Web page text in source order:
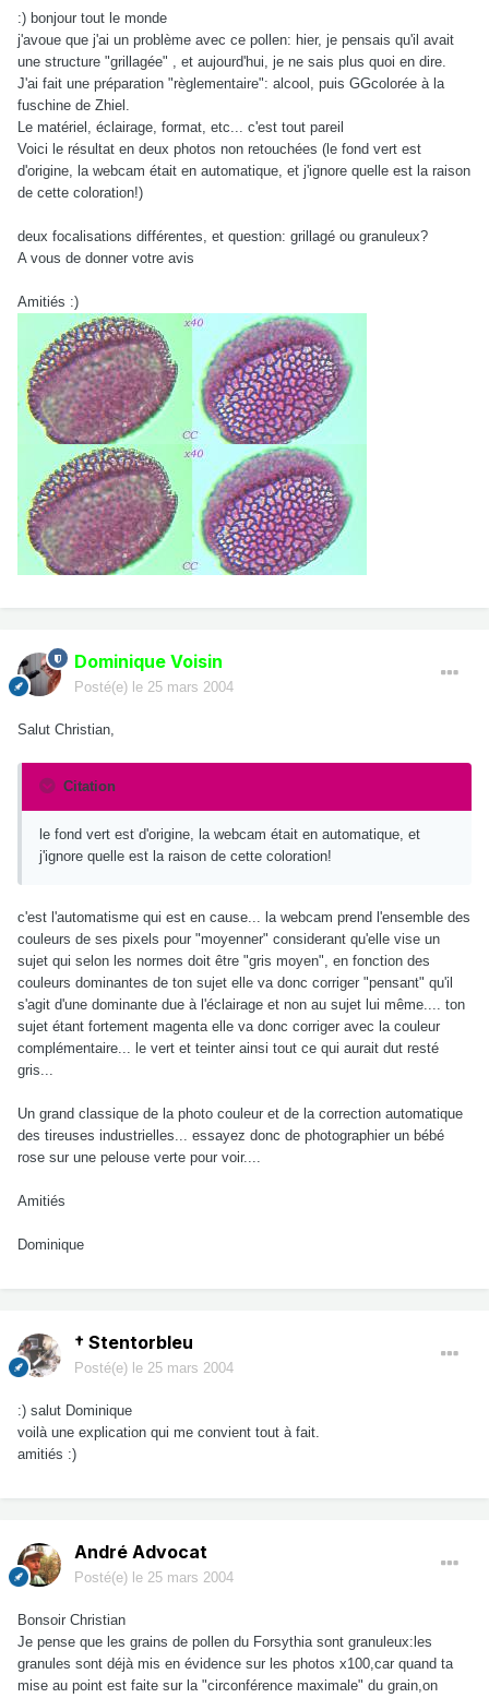
:) bonjour tout le monde
j'avoue que j'ai un problème avec ce pollen: hier, je pensais qu'il avait
une structure "grillagée" , et aujourd'hui, je ne sais plus quoi en dire.
J'ai fait une préparation "règlementaire": alcool, puis GGcolorée à la
fuschine de Zhiel.
Le matériel, éclairage, format, etc... c'est tout pareil
Voici le résultat en deux photos non retouchées (le fond vert est
d'origine, la webcam était en automatique, et j'ignore quelle est la raison
de cette coloration!)
deux focalisations différentes, et question: grillagé ou granuleux?
A vous de donner votre avis
Amitiés :)
Dominique Voisin
Posté(e) le 25 mars 2004
Salut Christian,
Citation
le fond vert est d'origine, la webcam était en automatique, et
j'ignore quelle est la raison de cette coloration!
c'est l'automatisme qui est en cause... la webcam prend l'ensemble des
couleurs de ses pixels pour "moyenner" considerant qu'elle vise un
sujet qui selon les normes doit être "gris moyen", en fonction des
couleurs dominantes de ton sujet elle va donc corriger "pensant" qu'il
s'agit d'une dominante due à l'éclairage et non au sujet lui même.... ton
sujet étant fortement magenta elle va donc corriger avec la couleur
complémentaire... le vert et teinter ainsi tout ce qui aurait dut resté
gris...
Un grand classique de la photo couleur et de la correction automatique
des tireuses industrielles... essayez donc de photographier un bébé
rose sur une pelouse verte pour voir....
Amitiés
Dominique
† Stentorbleu
Posté(e) le 25 mars 2004
:) salut Dominique
voilà une explication qui me convient tout à fait.
amitiés :)
André Advocat
Posté(e) le 25 mars 2004
Bonsoir Christian
Je pense que les grains de pollen du Forsythia sont granuleux:les
granules sont déjà mis en évidence sur les photos x100,car quand ta
mise au point est faite sur la "circonférence maximale" du grain,on